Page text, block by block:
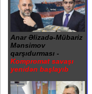
Anar Əlizadə-Mübariz
Mənsimov
qarşıdurması -
Kompromat savaşı
yenidən başlayıb